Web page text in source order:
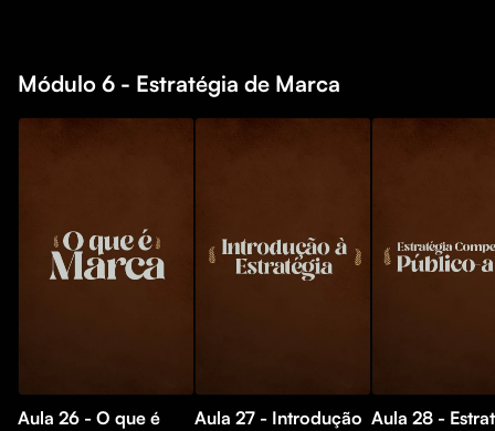
Módulo 6 - Estratégia de Marca
Aula 26 - O que é
Aula 27 - Introdução Aula 28 -